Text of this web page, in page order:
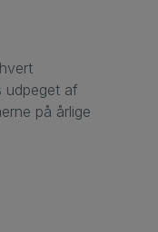
udpeget af
på årlige